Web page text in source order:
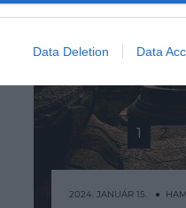
Data Deletion Data
2024. JANUÁR 15. ●
1 2